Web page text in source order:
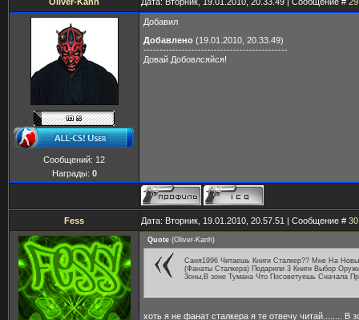
Сообщений: 12
Награды: 0
Добавил
Добавлено (19.01.2010, 20.33.49)
---------------------------------------------
Довай Добовлсяйся!
Fess Дата: Вторник, 19.01.2010, 20.57.51 | Сообщение # 30
Quote (Oliver-Kanh)
Саня1996 Читаешь Книги Сталкер?? Мне На
(Фанаты Сталкера) Подарили 3 Книги Выбор
Зоны,В зоне Тумана Что Посоветуешь Сначала
хоть я не фанат сталкера я те отвечу читай........ В